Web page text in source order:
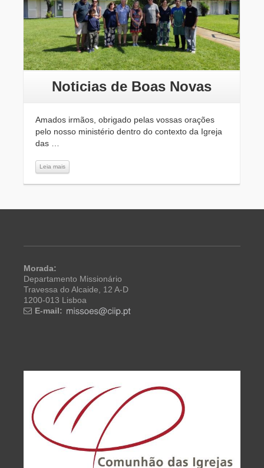
Noticias de Boas Novas
Amados irmãos, obrigado pelas vossas orações
pelo nosso ministério dentro do contexto da Igreja
das …
Leia mais
Morada:
Departamento Missionário
Travessa do Alcaide, 12 A-D
1200-013 Lisboa
E-mail: